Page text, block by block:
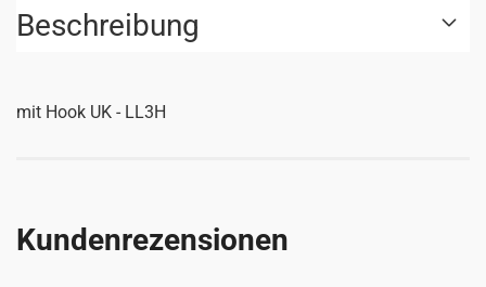
Beschreibung
mit Hook UK - LL3H
Kundenrezensionen